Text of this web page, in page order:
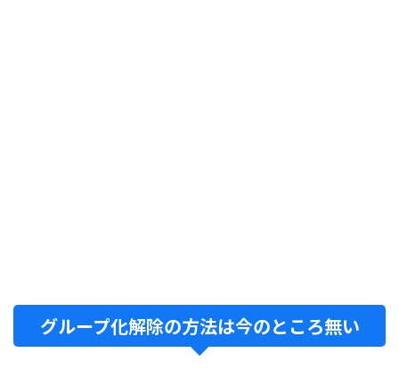
グループ化解除の方法は今のところ無い